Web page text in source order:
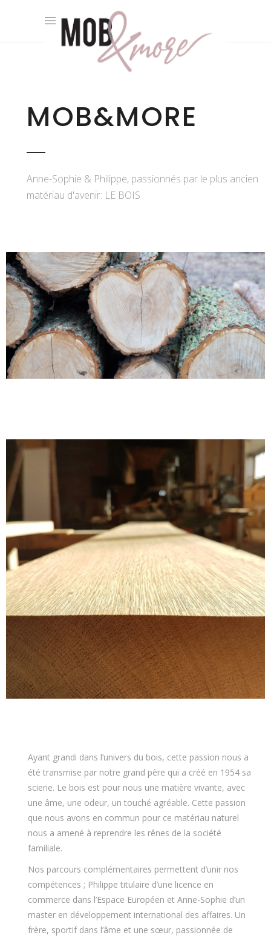
MOB&MORE
Anne-Sophie & Philippe, passionnés par le plus ancien
matériau d'avenir: LE BOIS
Ayant grandi dans l’univers du bois, cette passion nous a
été transmise par notre grand père qui a créé en 1954 sa
scierie. Le bois est pour nous une matière vivante, avec
une âme, une odeur, un touché agréable. Cette passion
que nous avons en commun pour ce matériau naturel
nous a amené à reprendre les rênes de la société
familiale.
Nos parcours complémentaires permettent d’unir nos
compétences ; Philippe titulaire d’une licence en
commerce dans l’Espace Européen et Anne-Sophie d’un
master en développement international des affaires. Un
frère, sportif dans l’âme et une sœur, passionnée de